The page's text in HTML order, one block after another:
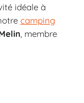
idéale à
camping
, membre